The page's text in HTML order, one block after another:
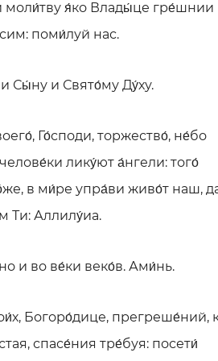
я́ко Влады́це гре́шнии
поми́луй нас.
Сы́ну и Свято́му Ду́ху.
Го́споди, торжество́, не́бо
лику́ют а́нгели: того́
в ми́ре упра́ви живо́т наш,
Ти: Аллилу́иа.
и во ве́ки веко́в. Ами́нь.
Богоро́дице, прегреше́ний,
спасе́ния тре́буя: посети́